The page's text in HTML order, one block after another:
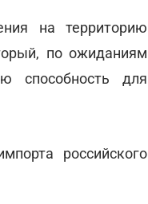
на территорию
по ожиданиям
способность для
российского